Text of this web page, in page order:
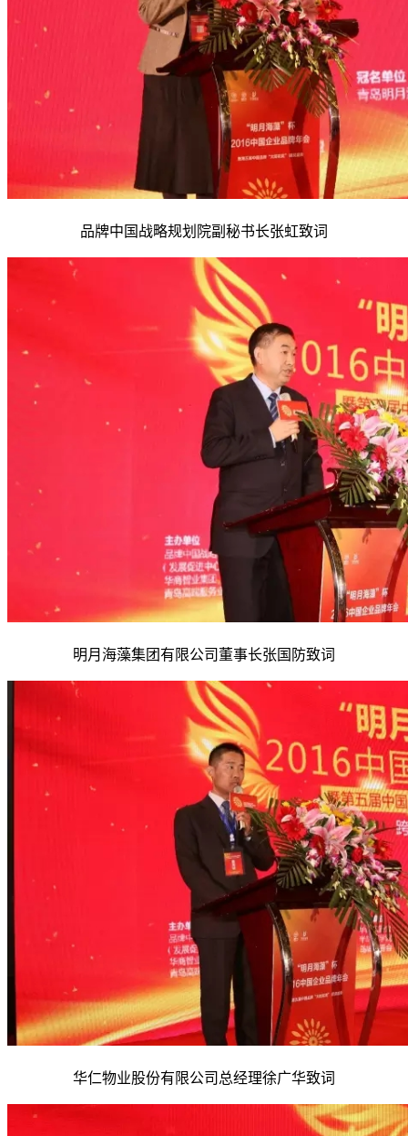
品牌中国战略规划院副秘书长张虹致词
明月海藻集团有限公司董事长张国防致词
华仁物业股份有限公司总经理徐广华致词